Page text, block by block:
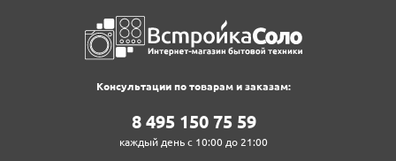
Консультации по товарам и заказам:
8‍ 4‍9‍5‍ 1‍5‍0‍ 7‍5‍ 5‍9‍
каждый день с 10:00 до 21:00